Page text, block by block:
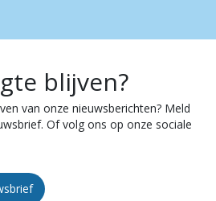
blijven?
van onze nieuwsberichten? Meld
Of volg ons op onze sociale